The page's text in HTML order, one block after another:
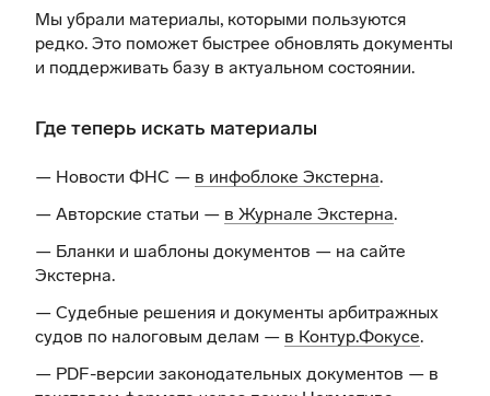
Мы убрали материалы, которыми пользуются
редко. Это поможет быстрее обновлять документы
и поддерживать базу в актуальном состоянии.
Где теперь искать материалы
— Новости ФНС — в инфоблоке Экстерна.
— Авторские статьи — в Журнале Экстерна.
— Бланки и шаблоны документов — на сайте
Экстерна.
— Судебные решения и документы арбитражных
судов по налоговым делам — в Контур.Фокусе.
— PDF-версии законодательных документов — в